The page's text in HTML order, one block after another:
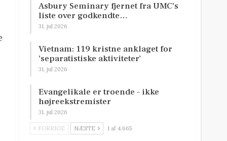
Asbury Seminary fjernet fra UMC’s
liste over godkendte…
31. jul 2026
Vietnam: 119 kristne anklaget for
’separatistiske aktiviteter’
31. jul 2026
Evangelikale er troende – ikke
højreekstremister
31. jul 2026
FORRIGE NÆSTE 1 af 4.665